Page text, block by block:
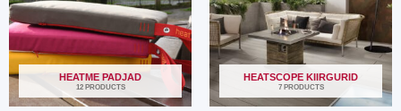
HEATME PADJAD
12 PRODUCTS
HEATSCOPE KIIRGURID
7 PRODUCTS